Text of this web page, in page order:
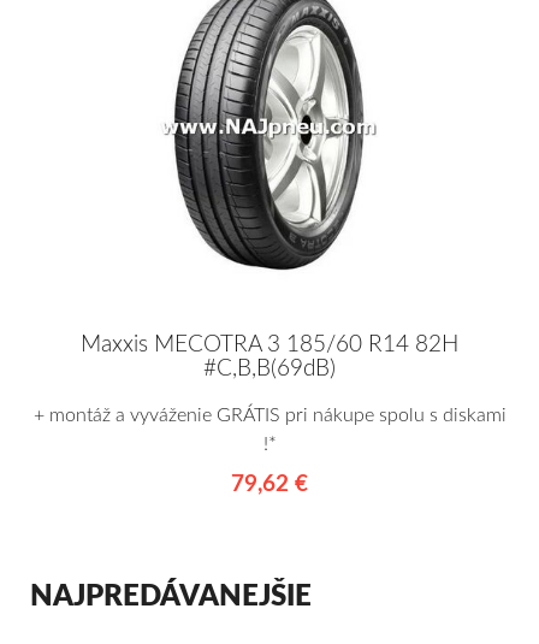
Maxxis MECOTRA 3 185/60 R14 82H
#C,B,B(69dB)
+ montáž a vyváženie GRÁTIS pri nákupe spolu s diskami
!*
79,62 €
NAJPREDÁVANEJŠIE